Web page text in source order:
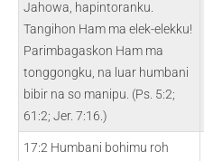
Jahowa, hapintoranku.
Tangihon Ham ma elek-elekku!
Parimbagaskon Ham ma
tonggongku, na luar humbani
bibir na so manipu. (Ps. 5:2;
61:2; Jer. 7:16.)
17:2 Humbani bohimu roh